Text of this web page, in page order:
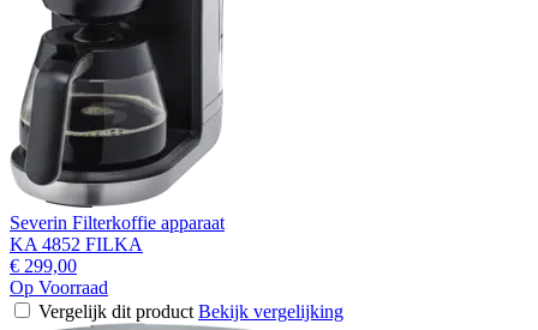
Severin Filterkoffie apparaat
KA 4852 FILKA
€ 299,00
Op Voorraad
Vergelijk dit product Bekijk vergelijking